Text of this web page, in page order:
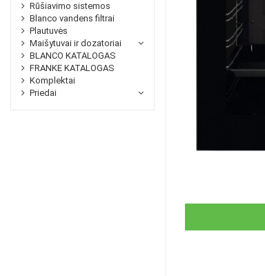
Rūšiavimo sistemos
Blanco vandens filtrai
Plautuvės
Maišytuvai ir dozatoriai
BLANCO KATALOGAS
FRANKE KATALOGAS
Komplektai
Priedai